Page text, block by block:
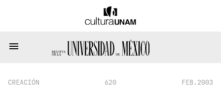
CREACIÓN 620 FEB.2003